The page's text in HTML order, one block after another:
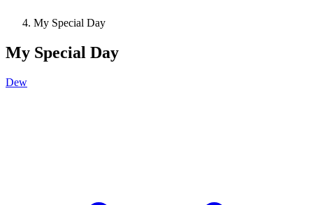
My Special Day
My Special Day
Dew